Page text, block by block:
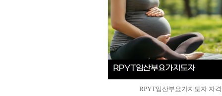
RPYT임산부요가지도자 자격